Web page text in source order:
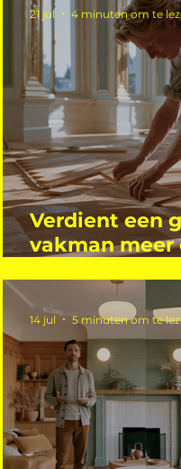
Verdient een
vakman meer
21 jul 4 minuten om te
14 jul 5 minuten om te